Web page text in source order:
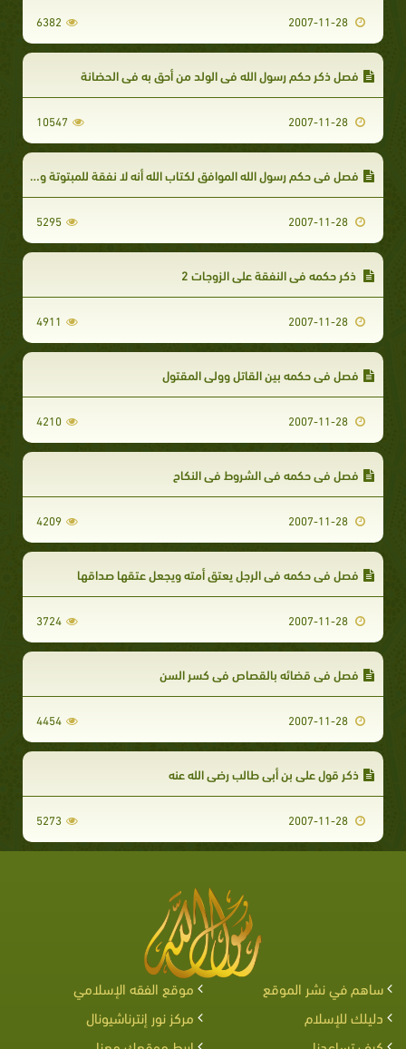
6382
فصل ذكر حكم رسول الله في الولد من أحق به في الحضانة
10547
فصل في حكم رسول الله الموافق لكتاب الله أنه لا نفقة للمبتوتة ولا سكنى
5295
ذكر حكمه في النفقة على الزوجات 2
4911
فصل في حكمه بين القاتل وولى المقتول
4210
فصل في حكمه في الشروط في النكاح
4209
فصل في حكمه في الرجل يعتق أمته ويجعل عتقها صداقها
3724
فصل في قضائه بالقصاص في كسر السن
4454
ذكر قول علي بن أبي طالب رضي الله عنه
5273
ساهم في نشر الموقع
موقع الفقه الإسلامي
دليلك للإسلام
مركز نور إنترناشيونال